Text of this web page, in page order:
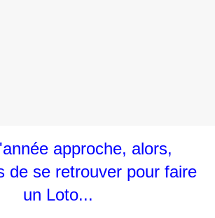
approche, alors,
de se retrouver pour faire
un Loto...